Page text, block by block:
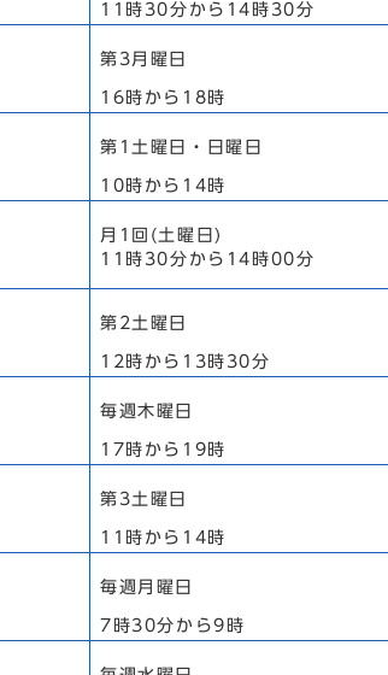
11時30分から14時30分
第3月曜日
16時から18時
第1土曜日・日曜日
10時から14時
月1回(土曜日)
11時30分から14時00分
第2土曜日
12時から13時30分
毎週木曜日
17時から19時
第3土曜日
11時から14時
毎週月曜日
7時30分から9時